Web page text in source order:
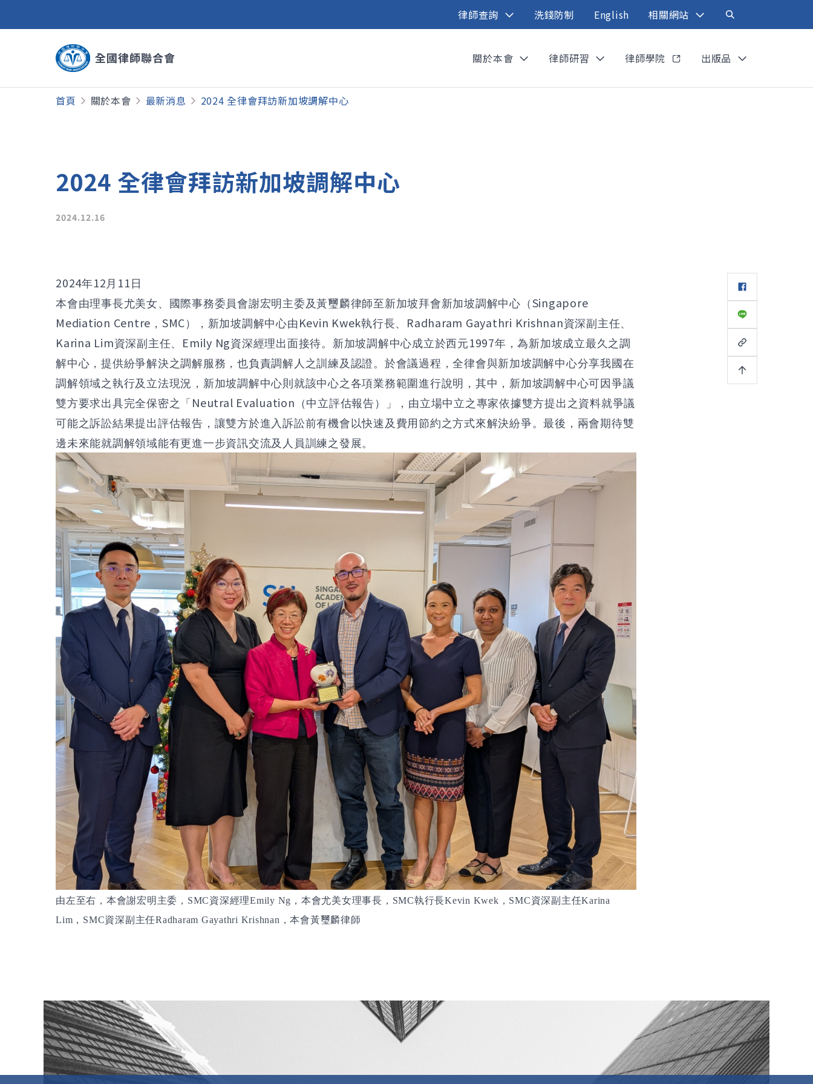
律師查詢 洗錢防制 English 相關網站
關於本會 律師研習 律師學院 出版品
首頁 關於本會 最新消息 2024 全律會拜訪新加坡調解中心
2024 全律會拜訪新加坡調解中心
2024.12.16
2024年12月 11日
本會由理事長尤美女、國際事務委員會謝宏明主委及黃璽麟律師至新加坡拜會新加坡調解中心（Singapore
Mediation Centre ， SMC），新加坡調解中心由Kevin Kwek執行長、 Radharam Gayathri Krishnan資深副主任、
Karina Lim資深副主任、 Emily Ng資深經理出面接待。新加坡調解中心成立於西元1997年，為新加坡成立最久之調
解中心，提供紛爭解決之調解服務，也負責調解人之訓練及認證。於會議過程，全律會與新加坡調解中心分享我國在
調解領域之執行及立法現況，新加坡調解中心則就該中心之各項業務範圍進行說明，其中，新加坡調解中心可因爭議
雙方要求出具完全保密之「Neutral Evaluation （中立評估報告）」，由立場中立之專家依據雙方提出之資料就爭議
可能之訴訟結果提出評估報告，讓雙方於進入訴訟前有機會以快速及費用節約之方式來解決紛爭。最後，兩會期待雙
邊未來能就調解領域能有更進一步資訊交流及人員訓練之發展。
由左至右，本會謝宏明主委， SMC資深經理Emily Ng ，本會尤美女理事長， SMC執行長Kevin Kwek ， SMC資深副主任Karina
Lim ， SMC資深副主任Radharam Gayathri Krishnan ，本會黃璽麟律師